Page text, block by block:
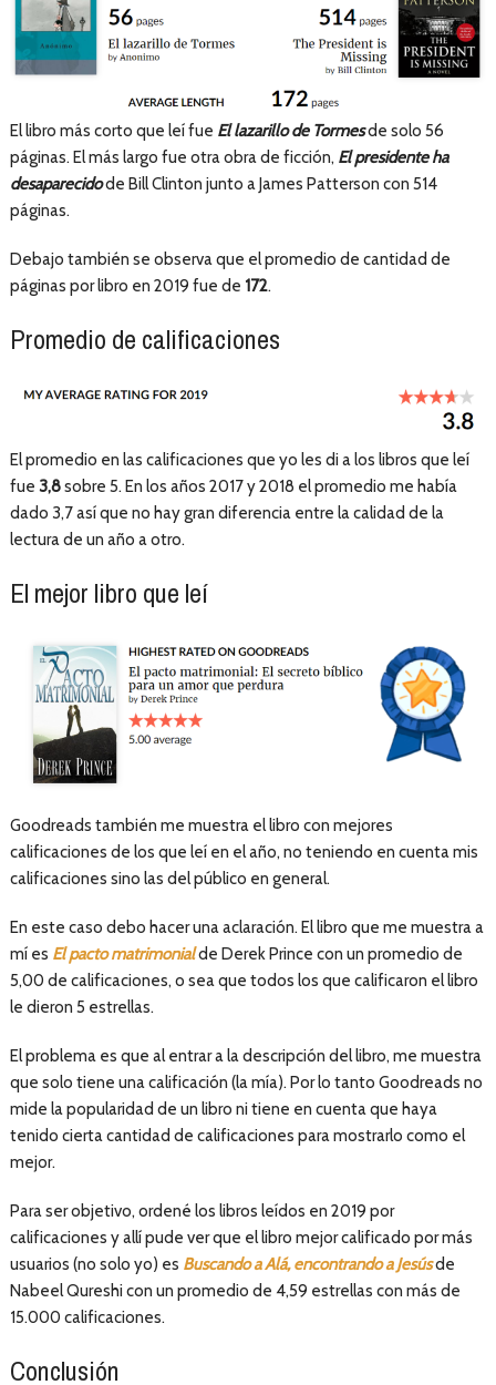
El libro más corto que leí fue El lazarillo de Tormesde solo 56
páginas. El más largo fue otra obra de ficción, El presidente ha
desaparecidode Bill Clinton junto a James Patterson con 514
páginas.
Debajo también se observa que el promedio de cantidad de
páginas por libro en 2019 fue de 172.
Promedio de calificaciones
El promedio en las calificaciones que yo les di a los libros que leí
fue 3,8sobre 5. En los años 2017 y 2018 el promedio me había
dado 3,7 así que no hay gran diferencia entre la calidad de la
lectura de un año a otro.
El mejor libro que leí
Goodreads también me muestra el libro con mejores
calificaciones de los que leí en el año, no teniendo en cuenta mis
calificaciones sino las del público en general.
En este caso debo hacer una aclaración. El libro que me muestra a
mí es El pacto matrimonialde Derek Prince con un promedio de
5,00 de calificaciones, o sea que todos los que calificaron el libro
le dieron 5 estrellas.
El problema es que al entrar a la descripción del libro, me muestra
que solo tiene una calificación (la mía). Por lo tanto Goodreads no
mide la popularidad de un libro ni tiene en cuenta que haya
tenido cierta cantidad de calificaciones para mostrarlo como el
mejor.
Para ser objetivo, ordené los libros leídos en 2019 por
calificaciones y allí pude ver que el libro mejor calificado por más
usuarios (no solo yo) es Buscando a Alá, encontrando a Jesúsde
Nabeel Qureshi con un promedio de 4,59 estrellas con más de
15.000 calificaciones.
Conclusión